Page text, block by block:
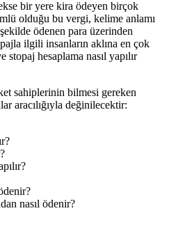
bir yere kira ödeyen birçok
olduğu bu vergi, kelime anlamı
ödenen para üzerinden
ilgili insanların aklına en çok
stopaj hesaplama nasıl yapılır
sahiplerinin bilmesi gereken
aracılığıyla değinilecektir:
nasıl ödenir?